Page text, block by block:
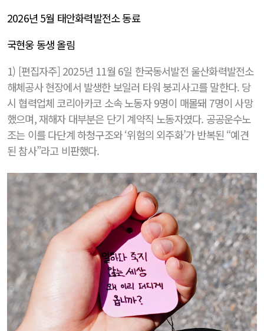
2026년 5월 태안화력발전소 동료
국현웅 동생 올림
1) [편집자주] 2025년 11월 6일 한국동서발전 울산화력발전소
해체공사 현장에서 발생한 보일러 타워 붕괴사고를 말한다. 당
시 협력업체 코리아카코 소속 노동자 9명이 매몰돼 7명이 사망
했으며, 재해자 대부분은 단기 계약직 노동자였다. 공공운수노
조는 이를 다단계 하청구조와 ‘위험의 외주화’가 반복된 “예견
된 참사”라고 비판했다.